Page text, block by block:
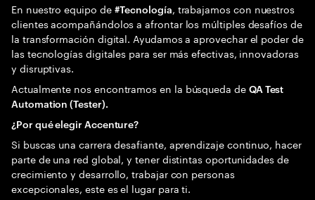
En nuestro equipo de #Tecnología, trabajamos con nuestros
clientes acompañándolos a afrontar los múltiples desafíos de
la transformación digital. Ayudamos a aprovechar el poder de
las tecnologías digitales para ser más efectivas, innovadoras
y disruptivas.
Actualmente nos encontramos en la búsqueda de QA Test
Automation (Tester).
¿Por qué elegir Accenture?
Si buscas una carrera desafiante, aprendizaje continuo, hacer
parte de una red global, y tener distintas oportunidades de
crecimiento y desarrollo, trabajar con personas
excepcionales, este es el lugar para ti.